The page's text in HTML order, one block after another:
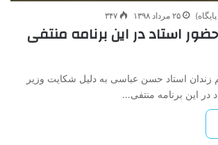
۲۵ مرداد ۱۳۹۸ ۳۴۷
۹۸؛ حضور استاد در این برنامه منتفی
استاد حسن عباسی به دلیل شکایت وزیر
در این برنامه منتفی…